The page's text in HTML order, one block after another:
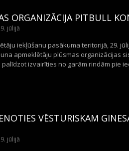
ORGANIZĀCIJA PITBULL
jūlijā
iekļūšanu pasākuma teritorijā, 29.
apmeklētāju plūsmas organizācijas
izvairīties no garām rindām pie
VĒSTURISKAM
jūlijā